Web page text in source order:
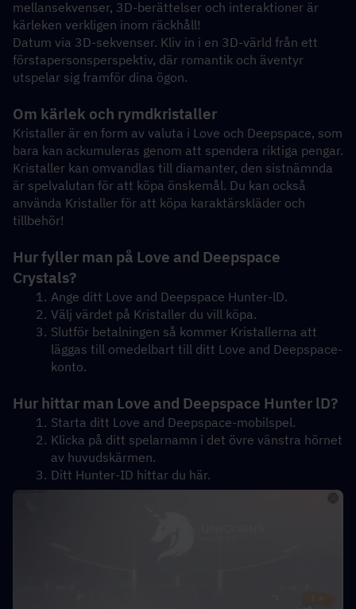
mellansekvenser, 3D-berättelser och interaktioner är
kärleken verkligen inom räckhåll!
Datum via 3D-sekvenser. Kliv in i en 3D-värld från ett
förstapersonsperspektiv, där romantik och äventyr
utspelar sig framför dina ögon.
Om kärlek och rymdkristaller
Kristaller är en form av valuta i Love och Deepspace, som
bara kan ackumuleras genom att spendera riktiga pengar.
Kristaller kan omvandlas till diamanter, den sistnämnda
är spelvalutan för att köpa önskemål. Du kan också
använda Kristaller för att köpa karaktärskläder och
tillbehör!
Hur fyller man på Love and Deepspace
Crystals?
Ange ditt Love and Deepspace Hunter-lD.
Välj värdet på Kristaller du vill köpa.
Slutför betalningen så kommer Kristallerna att
läggas till omedelbart till ditt Love and Deepspace-
konto.
Hur hittar man Love and Deepspace Hunter lD?
Starta ditt Love and Deepspace-mobilspel.
Klicka på ditt spelarnamn i det övre vänstra hörnet
av huvudskärmen.
Ditt Hunter-ID hittar du här.